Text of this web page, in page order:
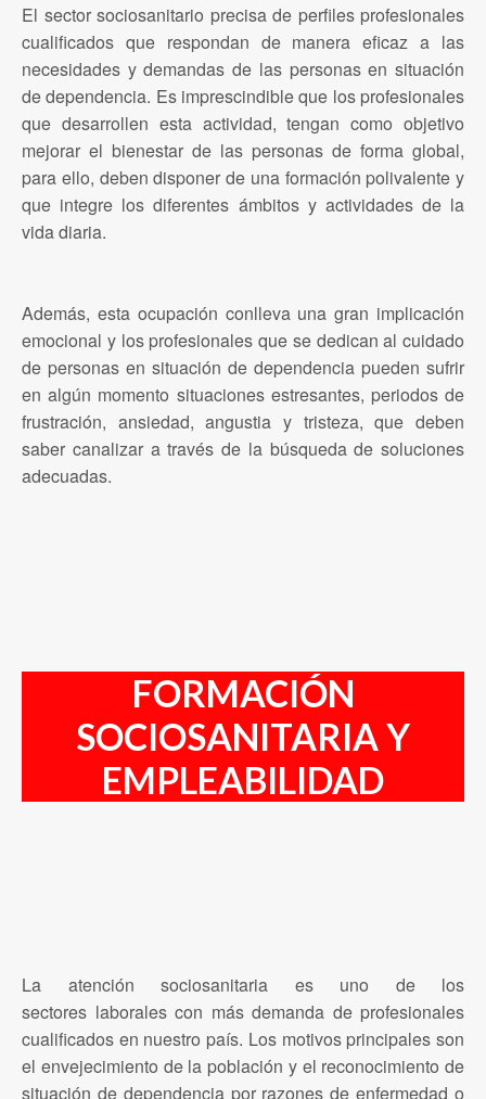
El sector sociosanitario precisa de perfiles profesionales
cualificados que respondan de manera eficaz a las
necesidades y demandas de las personas en situación
de dependencia. Es imprescindible que los profesionales
que desarrollen esta actividad, tengan como objetivo
mejorar el bienestar de las personas de forma global,
para ello, deben disponer de una formación polivalente y
que integre los diferentes ámbitos y actividades de la
vida diaria.
Además, esta ocupación conlleva una gran implicación
emocional y los profesionales que se dedican al cuidado
de personas en situación de dependencia pueden sufrir
en algún momento situaciones estresantes, periodos de
frustración, ansiedad, angustia y tristeza, que deben
saber canalizar a través de la búsqueda de soluciones
adecuadas.
FORMACIÓN
SOCIOSANITARIA Y
EMPLEABILIDAD
La atención sociosanitaria es uno de los
sectores laborales con más demanda de profesionales
cualificados en nuestro país. Los motivos principales son
el envejecimiento de la población y el reconocimiento de
situación de dependencia por razones de enfermedad o